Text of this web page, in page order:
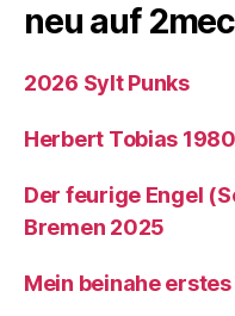
neu auf
2026 Sylt Punks
Herbert Tobias
Der feurige Engel
Bremen 2025
Mein beinahe